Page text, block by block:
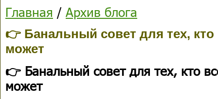
Главная / Архив блога
👉 Банальный совет для тех, кто
может
👉 Банальный совет для тех, кто
может